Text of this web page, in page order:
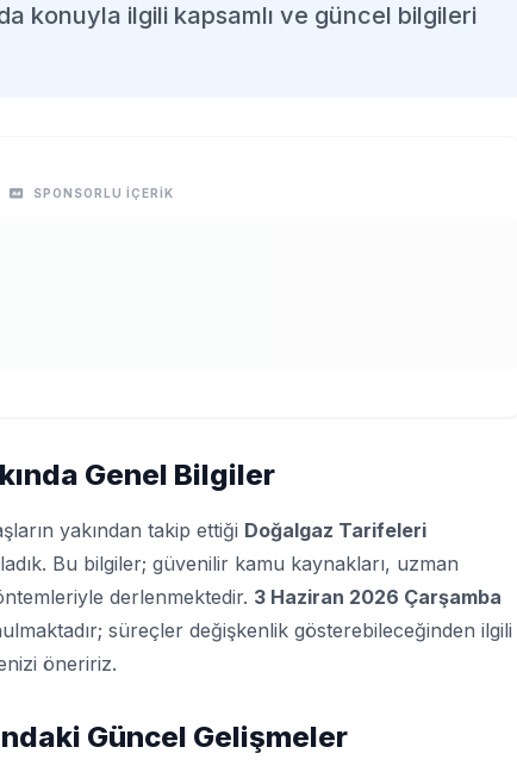
konuyla ilgili kapsamlı ve güncel bilgileri
SPONSORLU İÇERİK
Genel Bilgiler
yakından takip ettiği Doğalgaz Tarifeleri
Bu bilgiler; güvenilir kamu kaynakları, uzman
derlenmektedir. 3 Haziran 2026 Çarşamba
süreçler değişkenlik gösterebileceğinden ilgili
öneririz.
Güncel Gelişmeler